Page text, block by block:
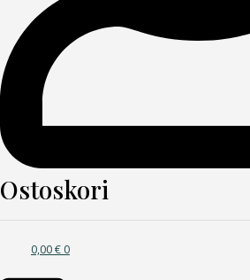
Ostoskori
0,00€ 0